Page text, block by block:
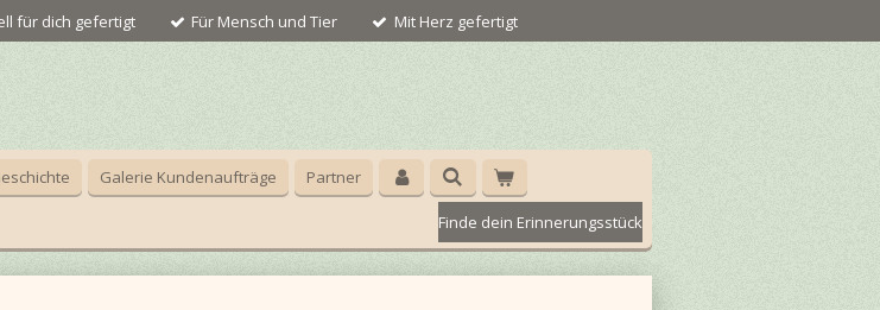
für dich gefertigt Für Mensch und Tier Mit Herz gefertigt
Galerie Kundenaufträge Partner
Finde dein Erinnerungsstück